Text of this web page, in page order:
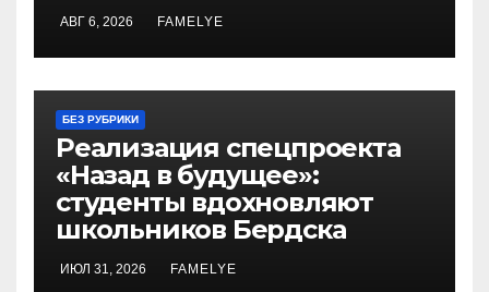
АВГ 6, 2026 FAMELYE
БЕЗ РУБРИКИ
Реализация спецпроекта
«Назад в будущее»:
студенты вдохновляют
школьников Бердска
ИЮЛ 31, 2026 FAMELYE